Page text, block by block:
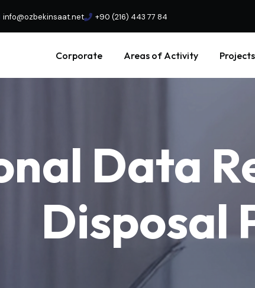
info@ozbekinsaat.net +90 (216) 443 77 84
Corporate Areas of Activity Projects
Data
Disposal